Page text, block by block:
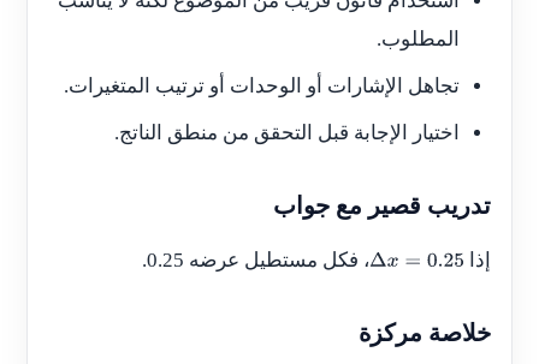
المطلوب.
تجاهل الإشارات أو الوحدات أو ترتيب المتغيرات.
اختيار الإجابة قبل التحقق من منطق الناتج.
تدريب قصير مع جواب
إذا Δx=0.25 ، فكل مستطيل عرضه 0.25.
خلاصة مركزة